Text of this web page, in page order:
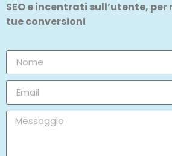
SEO e incentrati sull’utente,
tue conversioni